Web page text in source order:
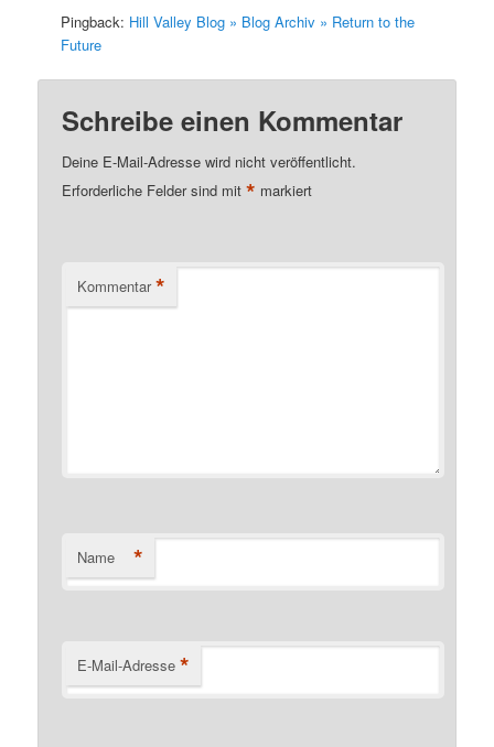
Pingback: Hill Valley Blog » Blog Archiv » Return to the
Future
Schreibe einen Kommentar
Deine E-Mail-Adresse wird nicht veröffentlicht.
Erforderliche Felder sind mit* markiert
Kommentar *
Name *
E-Mail-Adresse *